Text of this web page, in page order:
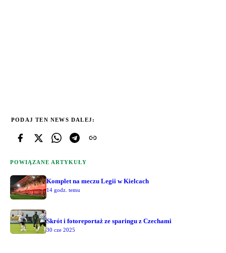
PODAJ TEN NEWS DALEJ:
POWIĄZANE ARTYKUŁY
Komplet na meczu Legii w Kielcach
14 godz. temu
Skrót i fotoreportaż ze sparingu z Czechami
30 cze 2025